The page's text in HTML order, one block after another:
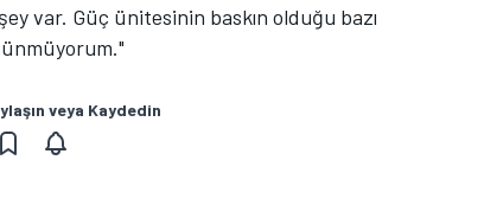
var. Güç ünitesinin baskın olduğu bazı
veya Kaydedin